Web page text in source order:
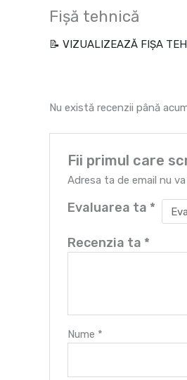
Fișă tehnică
📝 VIZUALIZEAZĂ FIȘA
Nu există recenzii până
Fii primul care
Adresa ta de email nu
Evaluarea ta *
Recenzia ta *
Nume *